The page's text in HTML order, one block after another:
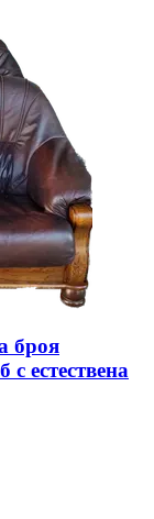
броя
естествена